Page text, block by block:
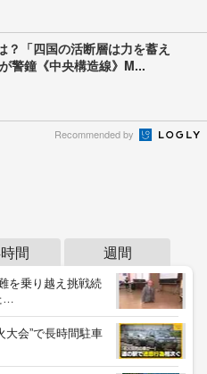
？「四国の活断層は力を蓄え
警鐘《中央構造線》M...
Recommended by
間 週間
を乗り越え挑戦続
大会”で長時間駐車